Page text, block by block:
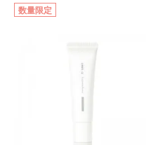
セラム設計(*3)を採用。肌に触れた
うな透明感とツヤを生み出すこと
で、“つるん”とした光のヴェールを
まとったような仕上がりに。*1 ス
キンフィットカラー成分（酸化チタ
ン、酸化鉄、ステアロイルグルタミ
るミストタイプの化粧水です。くず
れ防止成分(*1)を含む層と美容成分
振って混ぜると、美容成分がくずれ
防止成分を包み込み、メイクの上に
ピタッと密着。くずれ防止成分が
汗・水・皮脂をはじきながら、美容
数量限定